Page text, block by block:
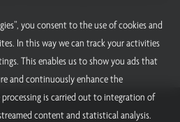
you consent to the use of cookies and
In this way we can track your activities
This enables us to show you ads that
and continuously enhance the
is carried out to integration of
content and statistical analysis.
Messtechnik GmbH